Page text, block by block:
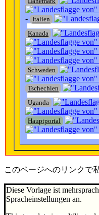
- Italien
Kanada
Schweden
Tschechien
Uganda
Hauptportal
このページへのリンクで
Diese Vorlage ist
Spracheinstellungen an.